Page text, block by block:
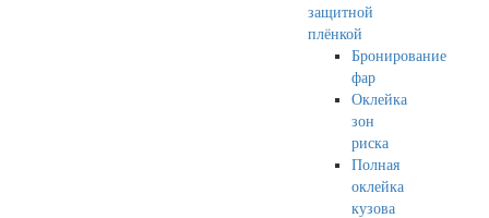
защитной
плёнкой
Бронирование
фар
Оклейка
зон
риска
Полная
оклейка
кузова